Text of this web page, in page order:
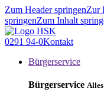
Zum Header springenZur
springenZum Inhalt
0291 94-0Kontakt
Bürgerservice
Bürgerservice Alles